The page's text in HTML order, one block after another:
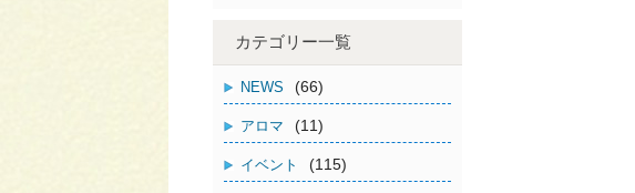
カテゴリー一覧
NEWS (66)
アロマ (11)
イベント (115)